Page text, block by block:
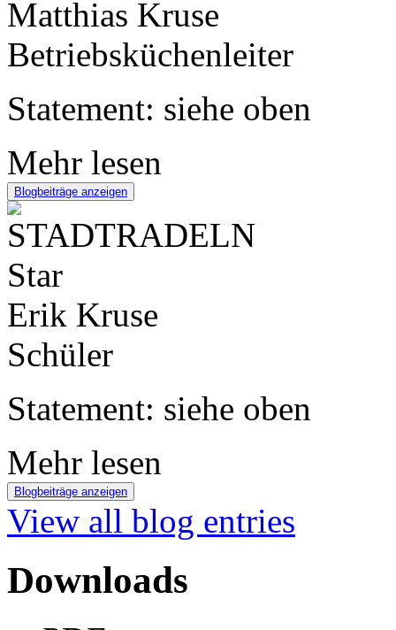
Matthias Kruse
Betriebsküchenleiter
Statement: siehe oben
Mehr lesen
Blogbeiträge anzeigen
Erik Kruse
Schüler
Statement: siehe oben
Mehr lesen
Blogbeiträge anzeigen
View all blog entries
Downloads